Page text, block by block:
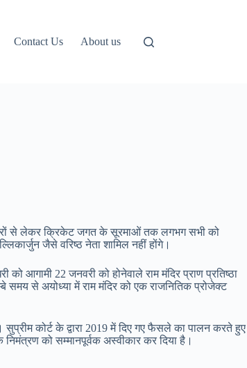
Contact Us About us
से लेकर क्रिकेट जगत के सूरमाओं तक लगभग सभी को
जैसे वरिष्ठ नेता शामिल नहीं होंगे।
आगामी 22 जनवरी को होनेवाले राम मंदिर प्राण प्रतिष्ठा
से अयोध्या में राम मंदिर को एक राजनितिक प्रोजेक्ट
कोर्ट के द्वारा 2019 में दिए गए फैसले का पालन करते हुए
को सम्मानपूर्वक अस्वीकार कर दिया है।